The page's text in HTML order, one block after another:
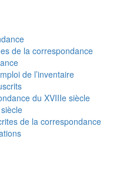
de la correspondance
de l’inventaire
du XVIIIe siècle
de la correspondance